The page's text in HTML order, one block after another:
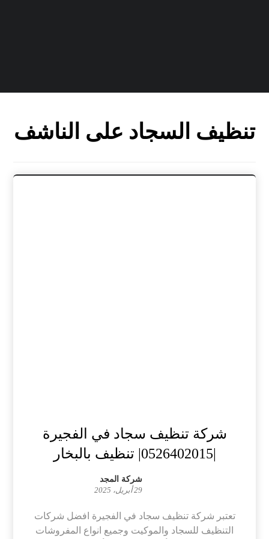
تنظيف السجاد على الناشف
شركة تنظيف سجاد في الفجيرة
شركة المجد
29 أبريل، 2025
تعتبر شركة تنظيف سجاد في الفجيرة افضل شركات
التنظيف للسجاد والموكيت وجميع انواع المفروشات